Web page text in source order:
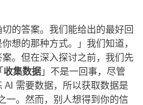
的答案。我们能给出的最好回
想的那种方式。」我们知道，
。但在深入探讨之前，我们先
收集数据 」不是一回事，尽管
AI 需要数据，所以获取数据是
一。然而，别人想得到你的信